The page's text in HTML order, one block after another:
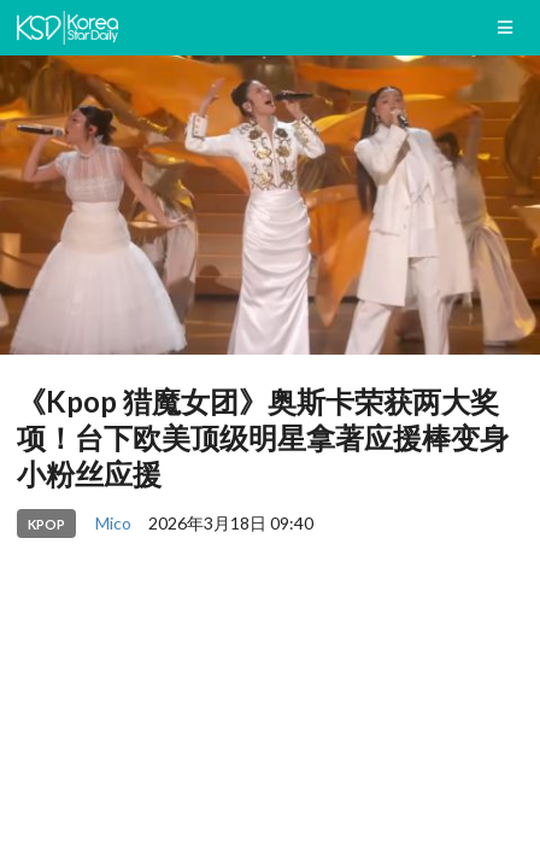
《Kpop 猎魔女团》奥斯卡荣获两大奖
项！台下欧美顶级明星拿著应援棒变身
小粉丝应援
KPOP Mico 2026年3月18日 09:40